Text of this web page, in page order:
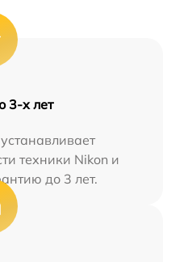
3-х лет
техники Nikon и
до 3 лет.